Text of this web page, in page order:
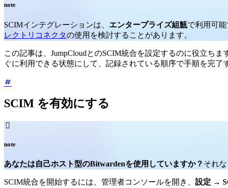
note
SCIMインテグレーションは、 エンタープライズ組甔で利用可
レクトリコネクタの使用を検討することがあります。
この記事は、JumpCloudとのSCIM統合を設定するのに役立ちま
ぐに利用できる状態にして、記録されている順序で手順を完了
SCIM を有効にする

note
あなたは自己ホスト型のBitwardenを使用していますか？ それ
SCIM統合を開始するには、管理者コンソールを開き、 設定 →